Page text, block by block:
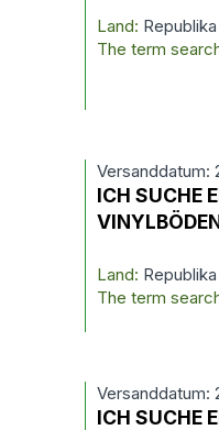
Land:
The term
ICH SUCHE
Land:
The term
Versanddatum:
ICH SUCHE